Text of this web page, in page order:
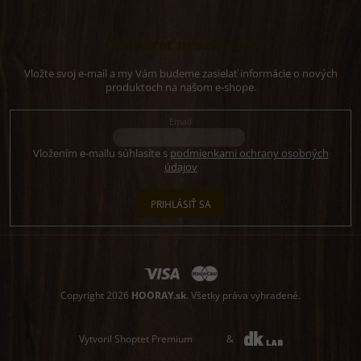
Vložte svoj e-mail a my Vám budeme zasielať informácie o nových
produktoch na našom e-shope.
Email
Vložením e-mailu súhlasíte s podmienkami ochrany osobných
údajov
PRIHLÁSIŤ SA
Vytvoril Shoptet Premium &
Copyright 2026 HOORAY.sk. Všetky práva vyhradené.